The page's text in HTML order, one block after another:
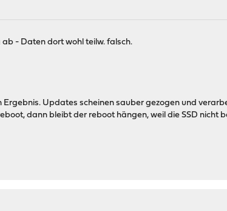
- Daten dort wohl teilw. falsch.
Updates scheinen sauber gezogen und
dann bleibt der reboot hängen, weil die SSD nicht